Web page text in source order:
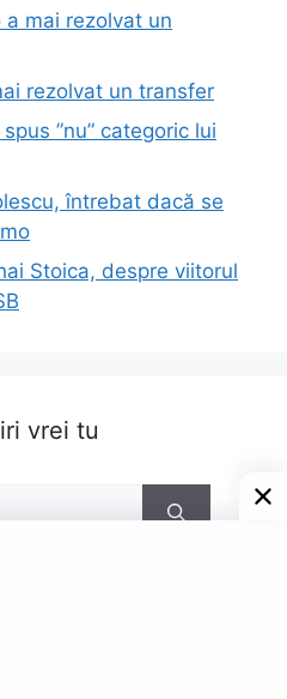
a mai rezolvat un
rezolvat un transfer
”nu” categoric lui
întrebat dacă se
Stoica, despre viitorul
vrei tu